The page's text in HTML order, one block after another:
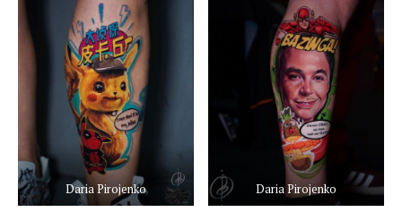
Daria Pirojenko Daria Pirojenko